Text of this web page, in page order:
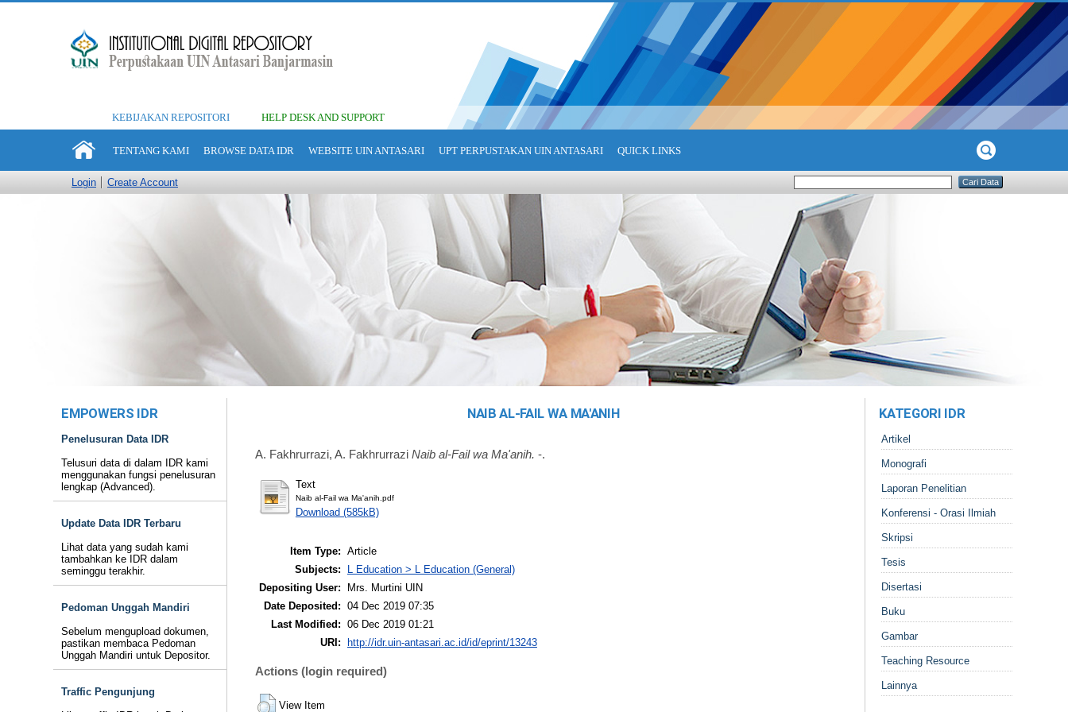
KEBIJAKAN REPOSITORI HELP DESK AND SUPPORT
TENTANG KAMI BROWSE DATA IDR WEBSITE UIN ANTASARI UPT PERPUSTAKAN UIN ANTASARI QUICK LINKS
Login Create Account
EMPOWERS IDR
Penelusuran Data IDR
Telusuri data di dalam IDR kami
menggunakan fungsi penelusuran
lengkap (Advanced).
Update Data IDR Terbaru
Lihat data yang sudah kami
tambahkan ke IDR dalam
seminggu terakhir.
Pedoman Unggah Mandiri
Sebelum mengupload dokumen,
pastikan membaca Pedoman
Unggah Mandiri untuk Depositor.
Traffic Pengunjung
NAIB AL-FAIL WA MA'ANIH
A. Fakhrurrazi, A. Fakhrurrazi Naib al-Fail wa Ma'anih. -.
Text
Naib al-Fail wa Ma'anih.pdf
Download (585kB)
Item Type: Article
Subjects:
L Education > L Education (General)
Depositing User:
Mrs. Murtini UIN
Date Deposited: 04 Dec 2019 07:35
Last Modified: 06 Dec 2019 01:21
URI:
http://idr.uin-antasari.ac.id/id/eprint/13243
Actions (login required)
View Item
KATEGORI IDR
Artikel
Monografi
Laporan Penelitian
Konferensi - Orasi Ilmiah
Skripsi
Tesis
Disertasi
Buku
Gambar
Teaching Resource
Lainnya